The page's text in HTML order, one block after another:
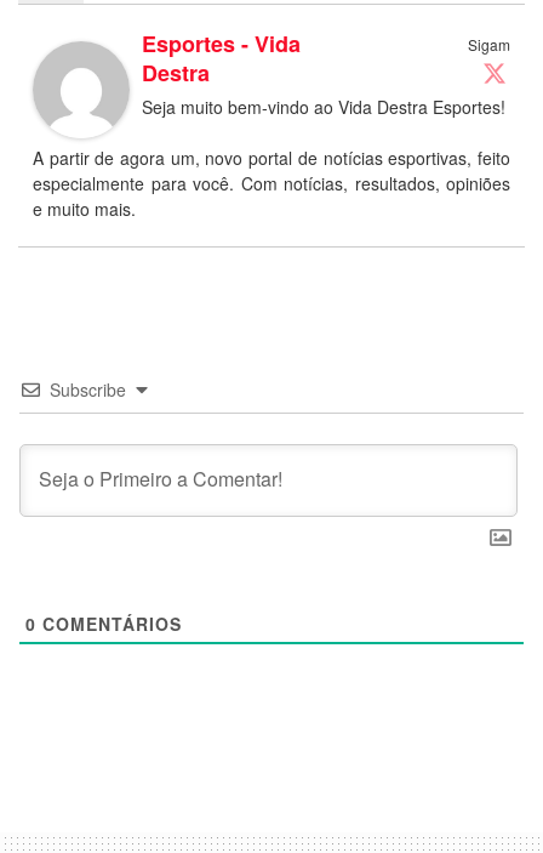
Sigam
Esportes - Vida
Destra
Seja muito bem-vindo ao Vida Destra Esportes!
A partir de agora um, novo portal de notícias esportivas, feito
especialmente para você. Com notícias, resultados, opiniões
e muito mais.
Subscribe
0 COMENTÁRIOS